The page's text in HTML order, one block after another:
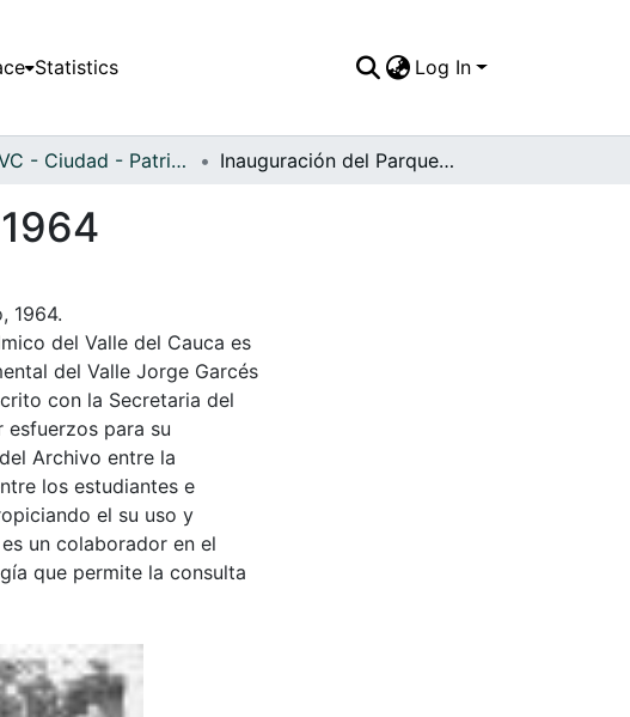
Statistics Log In
APFFVC - Ciudad - Patrimonial Inauguración del Parque La Isleta, Cartago, 1964
1964.
del Valle del Cauca es
del Valle Jorge Garcés
con la Secretaria del
esfuerzos para su
Archivo entre la
los estudiantes e
el su uso y
un colaborador en el
que permite la consulta